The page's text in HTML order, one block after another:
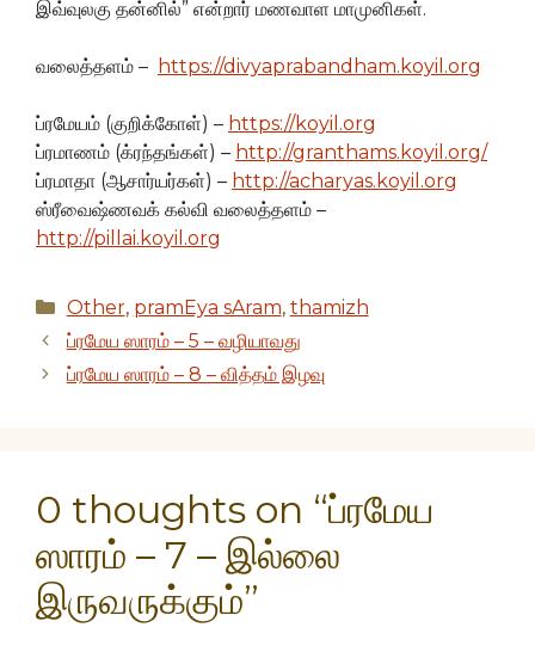
இவ்வுலகு தன்னில்” என்றார் மணவாள மாமுனிகள்.
வலைத்தளம் – https://divyaprabandham.koyil.org
ப்ரமேயம் (குறிக்கோள்) – https://koyil.org
ப்ரமாணம் (க்ரந்தங்கள்) – http://granthams.koyil.org/
ப்ரமாதா (ஆசார்யர்கள்) – http://acharyas.koyil.org
ஸ்ரீவைஷ்ணவக் கல்வி வலைத்தளம் –
http://pillai.koyil.org
Categories
Other, pramEya sAram, thamizh
ப்ரமேய ஸாரம் – 5 – வழியாவது
ப்ரமேய ஸாரம் – 8 – வித்தம் இழவு
0 thoughts on “ப்ரமேய
ஸாரம் – 7 – இல்லை
இருவருக்கும்”